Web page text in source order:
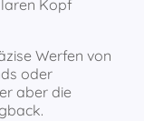
Kopf
Werfen von
oder
aber die